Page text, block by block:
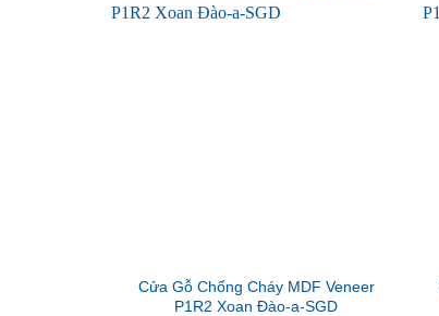
Cửa Gỗ Chống Cháy MDF Veneer
P1R2 Xoan Đào-a-SGD